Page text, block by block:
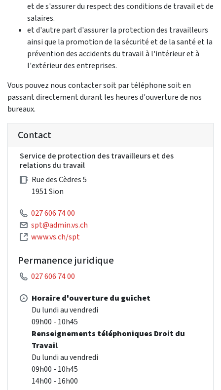
et de s'assurer du respect des conditions de travail et de
salaires.
et d'autre part d'assurer la protection des travailleurs
ainsi que la promotion de la sécurité et de la santé et la
prévention des accidents du travail à l'intérieur et à
l'extérieur des entreprises.
Vous pouvez nous contacter soit par téléphone soit en
passant directement durant les heures d'ouverture de nos
bureaux.
Contact
Service de protection des travailleurs et des
relations du travail
Rue des Cèdres 5
1951 Sion
027 606 74 00
spt@admin.vs.ch
www.vs.ch/spt
Permanence juridique
027 606 74 00
Horaire d'ouverture du guichet
Du lundi au vendredi
09h00 - 10h45
Renseignements téléphoniques Droit du
Travail
Du lundi au vendredi
09h00 - 10h45
14h00 - 16h00